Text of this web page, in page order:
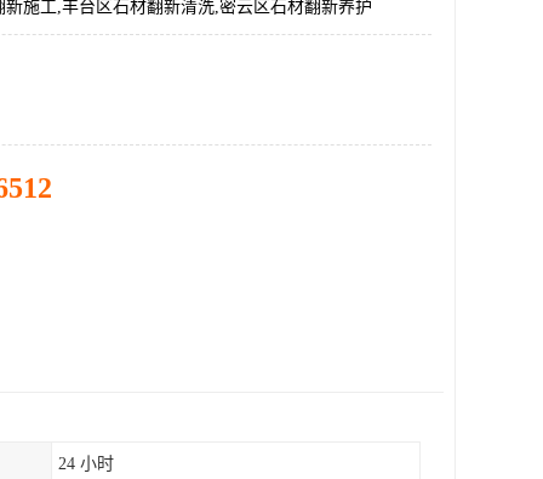
新施工,丰台区石材翻新清洗,密云区石材翻新养护
24 小时